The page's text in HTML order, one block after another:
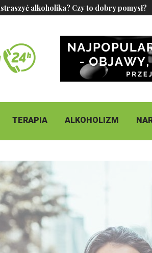
alkoholika? Czy to dobry pomysł?
TERAPIA ALKOHOLIZM